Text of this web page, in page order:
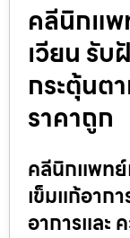
คลีนิกแพ
เวียน รับ
กระตุ้นต
ราคาถูก
คลีนิกแพทย์
เข็มแก้อาก
อาการและ